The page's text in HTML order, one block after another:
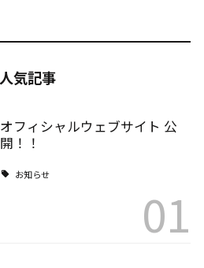
人気記事
オフィシャルウェブサイト 公
開！！
お知らせ
01